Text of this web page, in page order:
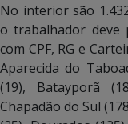
No interior são
o trabalhador deve
com CPF, RG e
Aparecida do
(19), Batayporã
Chapadão do Sul